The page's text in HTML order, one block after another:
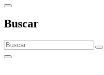
Buscar